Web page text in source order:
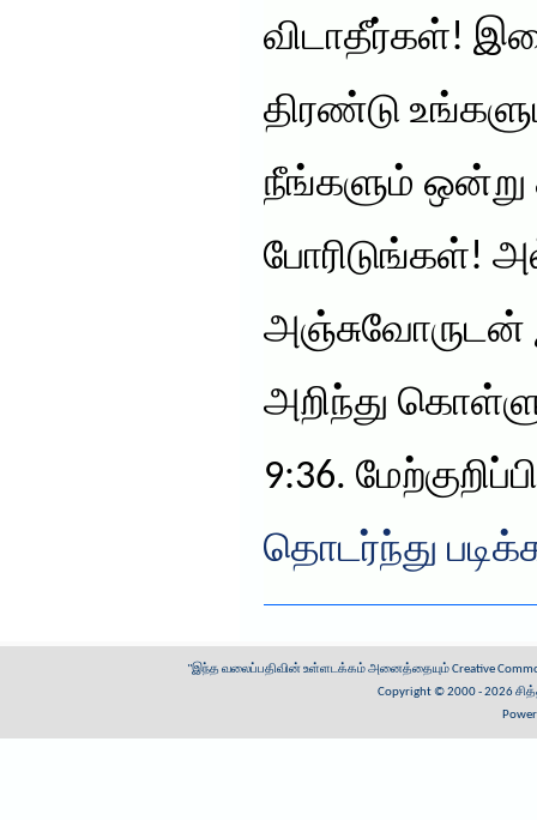
விடாதீர்கள்!
திரண்டு
நீங்களும்
போரிடுங்கள்!
அஞ்சுவோருடன்
அறிந்து
9:36.
தொடர்ந்து
"இந்த வலைப்பதிவின் உள்ளடக்கம் அனைத்தையும்Creative
Copyright © 2000 - 2026